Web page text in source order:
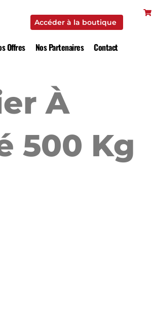
Accéder à la boutique
Offres Nos Partenaires Contact
À
500 Kg